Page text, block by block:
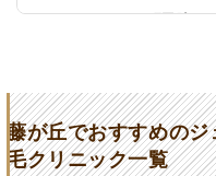
リゼクリニック町田院
にじが丘皮ふ科形成外科
星ヶ丘ゆりクリニック
藤が丘でおすすめの
毛クリニック一覧